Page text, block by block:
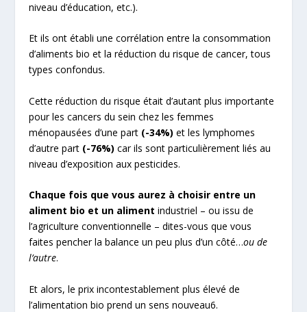
niveau d’éducation, etc.).
Et ils ont établi une corrélation entre la consommation
d’aliments bio et la réduction du risque de cancer, tous
types confondus.
Cette réduction du risque était d’autant plus importante
pour les cancers du sein chez les femmes
ménopausées d’une part (-34%) et les lymphomes
d’autre part (-76%) car ils sont particulièrement liés au
niveau d’exposition aux pesticides.
Chaque fois que vous aurez à choisir entre un
aliment bio et un aliment industriel – ou issu de
l’agriculture conventionnelle – dites-vous que vous
faites pencher la balance un peu plus d’un côté…ou de
l’autre.
Et alors, le prix incontestablement plus élevé de
l’alimentation bio prend un sens nouveau6.